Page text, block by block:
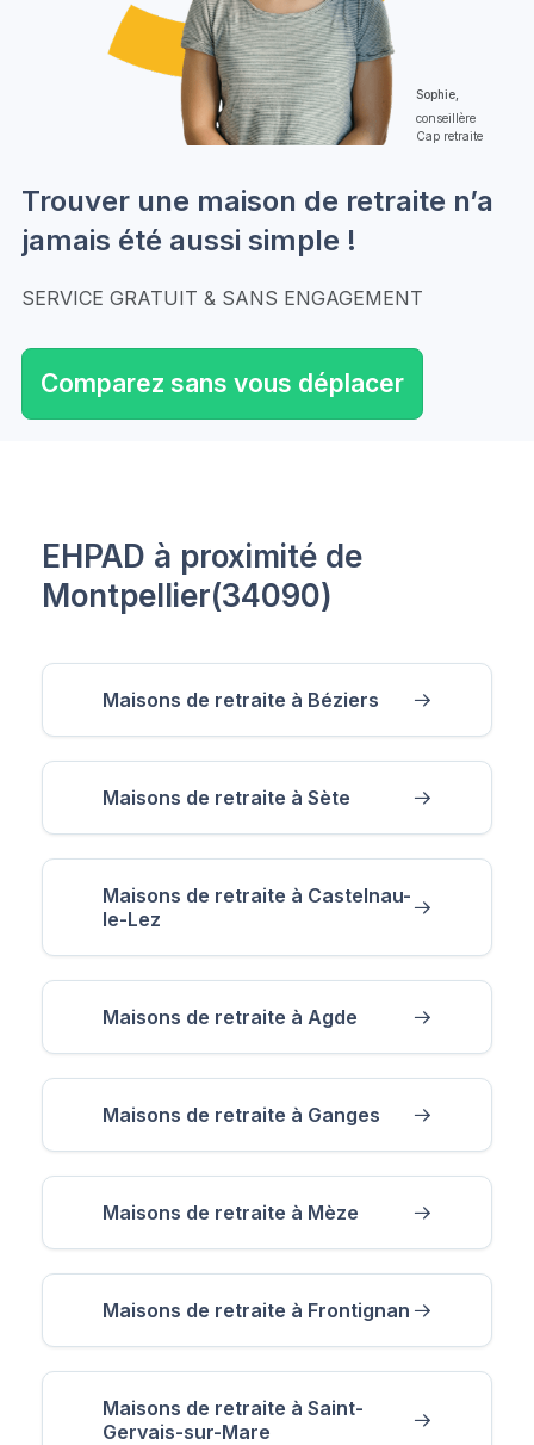
Sophie,
conseillère
Cap retraite
Trouver une maison de retraite n’a
jamais été aussi simple !
SERVICE GRATUIT & SANS ENGAGEMENT
Comparez sans vous déplacer
EHPAD à proximité de
Montpellier(34090)
Maisons de retraite à Béziers
Maisons de retraite à Sète
Maisons de retraite à Castelnau-
le-Lez
Maisons de retraite à Agde
Maisons de retraite à Ganges
Maisons de retraite à Mèze
Maisons de retraite à Frontignan
Maisons de retraite à Saint-
Gervais-sur-Mare